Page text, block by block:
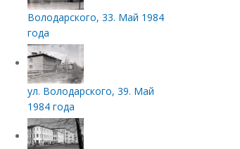
Володарского, 33. Май 1984
года
ул. Володарского, 39. Май
1984 года